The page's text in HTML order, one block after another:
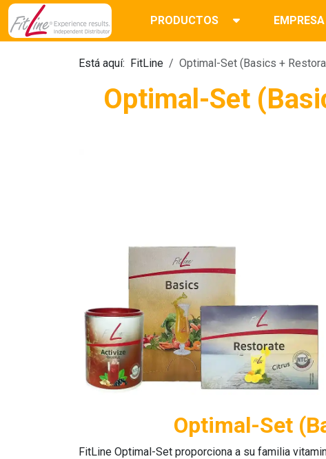
PRODUCTOS EMPRESA
Está aquí: FitLine Optimal-Set (Basics +
Optimal-Set
Optimal-Set
FitLine Optimal-Set proporciona a su familia